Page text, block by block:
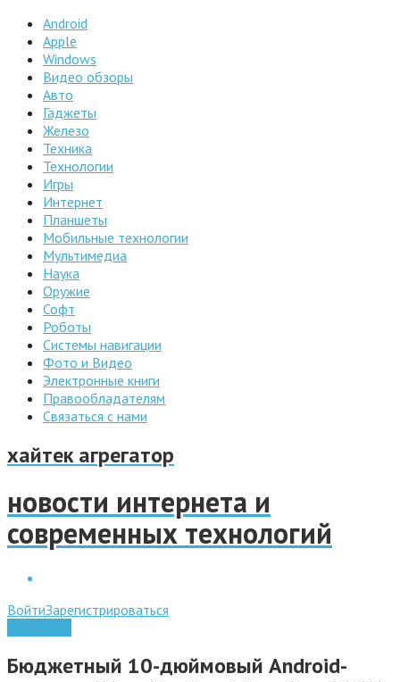
Android
Apple
Windows
Видео обзоры
Авто
Гаджеты
Железо
Техника
Технологии
Игры
Интернет
Планшеты
Мобильные технологии
Мультимедиа
Наука
Оружие
Софт
Роботы
Системы навигации
Фото и Видео
Электронные книги
Правообладателям
Связаться с нами
хайтек агрегатор
новости интернета и
современных технологий
ВойтиЗарегистрироваться
Бюджетный 10-дюймовый Android-